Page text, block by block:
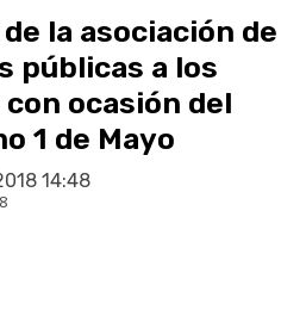
la asociación de
públicas a los
ocasión del
1 de Mayo
14:48